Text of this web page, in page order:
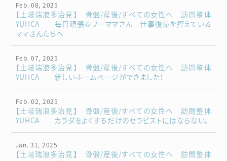
Feb. 08, 2025
【土岐瑞浪多治見】 骨盤/産後/すべての女性へ 訪問整体
YUHCA 毎日頑張るワーママさん 仕事復帰を控えている
ママさんたちへ
Feb. 07, 2025
【土岐瑞浪多治見】 骨盤/産後/すべての女性へ 訪問整体
YUHCA 新しいホームページができました！
Feb. 02, 2025
【土岐瑞浪多治見】 骨盤/産後/すべての女性へ 訪問整体
YUHCA カラダをよくするだけのセラピストにはならない。
Jan. 31, 2025
【土岐瑞浪多治見】 骨盤/産後/すべての女性へ 訪問整体